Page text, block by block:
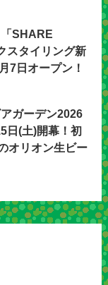
SHARE
スタイリング新
7日オープン！
アガーデン2026
日(土)開幕！初
オリオン生ビー